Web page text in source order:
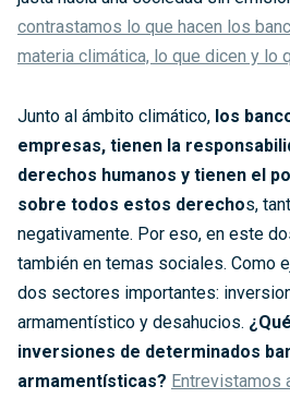
contrastamos lo que hacen los
materia climática, lo que dicen y lo
Junto al ámbito climático, los
empresas, tienen la
derechos humanos y tienen el
sobre todos estos derechos,
negativamente. Por eso, en este
también en temas sociales. Como
dos sectores importantes:
armamentístico y desahucios.
inversiones de determinados
armamentísticas? Entrevistamos